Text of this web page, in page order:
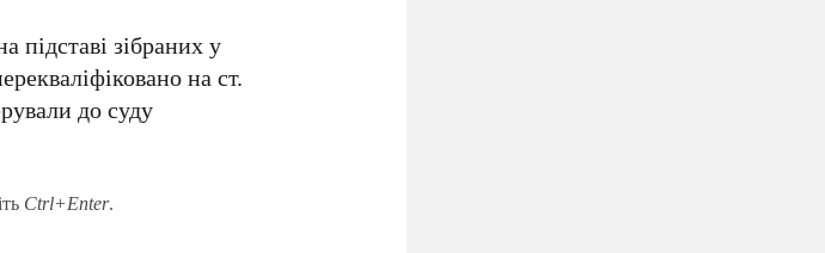
підставі зібраних у
на ст.
до суду
Ctrl+Enter.